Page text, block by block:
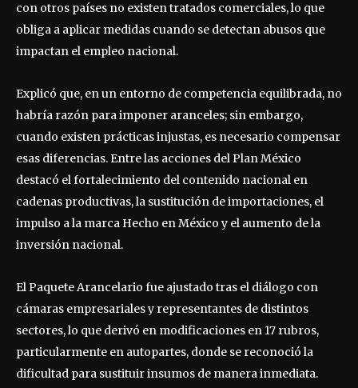
con otros países no existen tratados comerciales, lo que
obliga a aplicar medidas cuando se detectan abusos que
impactan el empleo nacional.
Explicó que, en un entorno de competencia equilibrada, no
habría razón para imponer aranceles; sin embargo,
cuando existen prácticas injustas, es necesario compensar
esas diferencias. Entre las acciones del Plan México
destacó el fortalecimiento del contenido nacional en
cadenas productivas, la sustitución de importaciones, el
impulso a la marca Hecho en México y el aumento de la
inversión nacional.
El Paquete Arancelario fue ajustado tras el diálogo con
cámaras empresariales y representantes de distintos
sectores, lo que derivó en modificaciones en 17 rubros,
particularmente en autopartes, donde se reconoció la
dificultad para sustituir insumos de manera inmediata.